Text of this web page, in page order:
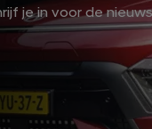
je in voor de